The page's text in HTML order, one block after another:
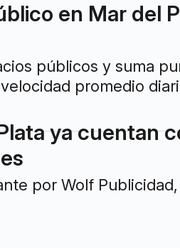
en Mar del
públicos y suma
promedio
ya cuentan
por Wolf